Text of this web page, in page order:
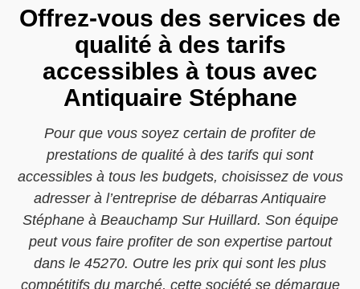
Offrez-vous des services de
qualité à des tarifs
accessibles à tous avec
Antiquaire Stéphane
Pour que vous soyez certain de profiter de
prestations de qualité à des tarifs qui sont
accessibles à tous les budgets, choisissez de vous
adresser à l’entreprise de débarras Antiquaire
Stéphane à Beauchamp Sur Huillard. Son équipe
peut vous faire profiter de son expertise partout
dans le 45270. Outre les prix qui sont les plus
compétitifs du marché, cette société se démarque